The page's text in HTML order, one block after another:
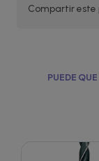
Compartir este
PUEDE